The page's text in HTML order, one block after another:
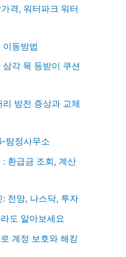
격, 워터파크 워터
동방법
각 목 등받이 쿠션
방전 증상과 교체
탐정사무소
환급금 조회, 계산
전망, 나스닥, 투자
도 알아보세요
계정 보호와 해킹